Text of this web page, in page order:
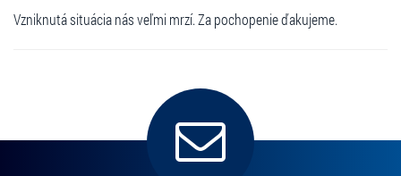
Vzniknutá situácia nás veľmi mrzí. Za pochopenie ďakujeme.